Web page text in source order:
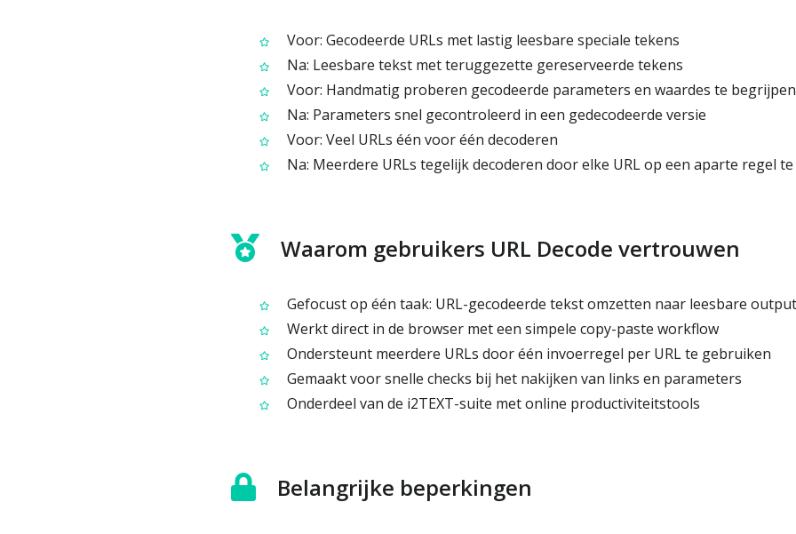
Voor: Gecodeerde URLs met lastig leesbare speciale tekens
Na: Leesbare tekst met teruggezette gereserveerde tekens
Voor: Handmatig proberen gecodeerde parameters en waardes te begrijpen
Na: Parameters snel gecontroleerd in een gedecodeerde versie
Voor: Veel URLs één voor één decoderen
Na: Meerdere URLs tegelijk decoderen door elke URL op een aparte regel
Waarom gebruikers URL Decode vertrouwen
Gefocust op één taak: URL-gecodeerde tekst omzetten naar leesbare output
Werkt direct in de browser met een simpele copy-paste workflow
Ondersteunt meerdere URLs door één invoerregel per URL te gebruiken
Gemaakt voor snelle checks bij het nakijken van links en parameters
Onderdeel van de i2TEXT-suite met online productiviteitstools
Belangrijke beperkingen